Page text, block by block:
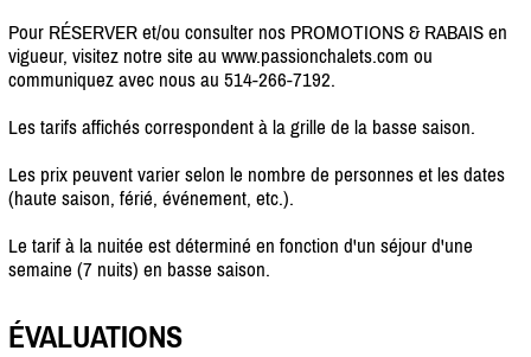
Pour RÉSERVER et/ou consulter nos PROMOTIONS & RABAIS en
vigueur, visitez notre site au www.passionchalets.com ou
communiquez avec nous au 514-266-7192.
Les tarifs affichés correspondent à la grille de la basse saison.
Les prix peuvent varier selon le nombre de personnes et les dates
(haute saison, férié, événement, etc.).
Le tarif à la nuitée est déterminé en fonction d'un séjour d'une
semaine (7 nuits) en basse saison.
ÉVALUATIONS